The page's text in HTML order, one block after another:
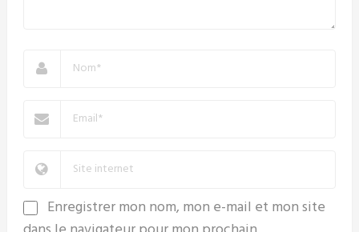
Enregistrer mon nom, mon e-mail et mon site